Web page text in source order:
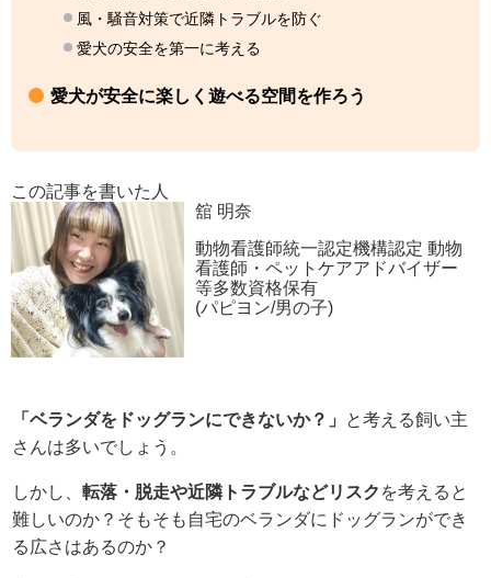
風・騒音対策で近隣トラブルを防ぐ
愛犬の安全を第一に考える
愛犬が安全に楽しく遊べる空間を作ろう
この記事を書いた人
舘 明奈
動物看護師統一認定機構認定 動物
看護師・ペットケアアドバイザー
等多数資格保有
(パピヨン/男の子)
「ベランダをドッグランにできないか？」
と考える飼い主
さんは多いでしょう。
しかし、転落・脱走や近隣トラブルなどリスク を考えると
難しいのか？そもそも自宅のベランダにドッグランができ
る広さはあるのか？